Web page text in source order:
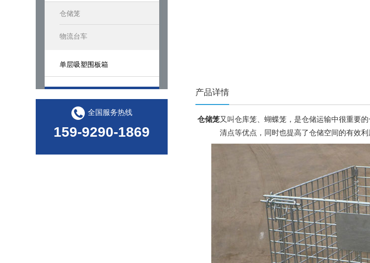
仓储笼
物流台车
单层吸塑围板箱
全国服务热线
159-9290-1869
产品详情
仓储笼又叫仓库笼、蝴蝶笼，是仓储运输中很重要
清点等优点，同时也提高了仓储空间的有效